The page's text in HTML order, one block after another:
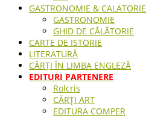
GASTRONOMIE & CALATORIE
GASTRONOMIE
GHID DE CĂLĂTORIE
CARTE DE ISTORIE
LITERATURĂ
CĂRȚI ÎN LIMBA ENGLEZĂ
EDITURI PARTENERE
Rolcris
CĂRȚI ART
EDITURA COMPER